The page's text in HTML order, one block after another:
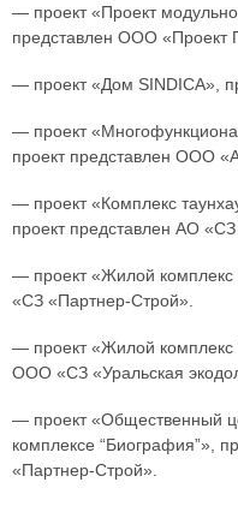
— проект «Проект
представлен ООО «Проект
— проект «Дом SINDICA»,
— проект
проект представлен ООО
— проект «Комплекс
проект представлен АО
— проект «Жилой
«СЗ «Партнер-Строй».
— проект «Жилой комплекс
ООО «СЗ «Уральская
— проект «Общественный
комплексе “Биография”»,
«Партнер-Строй».